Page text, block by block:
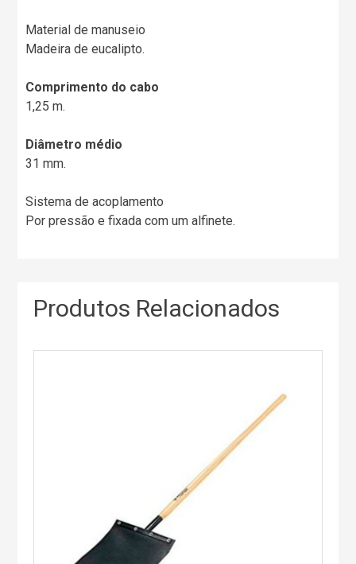
Material de manuseio
Madeira de eucalipto.
Comprimento do cabo
1,25 m.
Diâmetro médio
31 mm.
Sistema de acoplamento
Por pressão e fixada com um alfinete.
Produtos Relacionados